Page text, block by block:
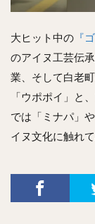
大ヒット中の 『
のアイヌ工芸伝
業、そして白老
「ウポポイ」と
では「ミナパ」
イヌ文化に触れ